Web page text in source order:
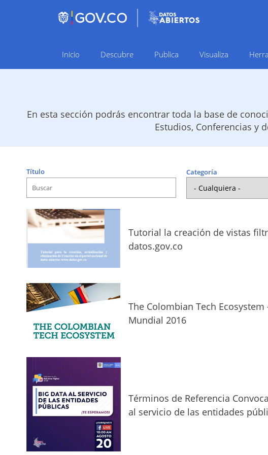
Navegación
Inicio Descubre Publica Visualiza
En esta sección podrás encontrar toda la base de
Estudios, Conferencias y
Título Categoría
Tutorial la creación de vistas
datos.gov.co
The Colombian Tech Ecosystem
Mundial 2016
Términos de Referencia
al servicio de las entidades